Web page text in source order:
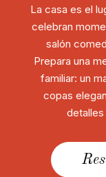
La casa es el
celebran
salón
Prepara una
familiar: un
copas
detalles